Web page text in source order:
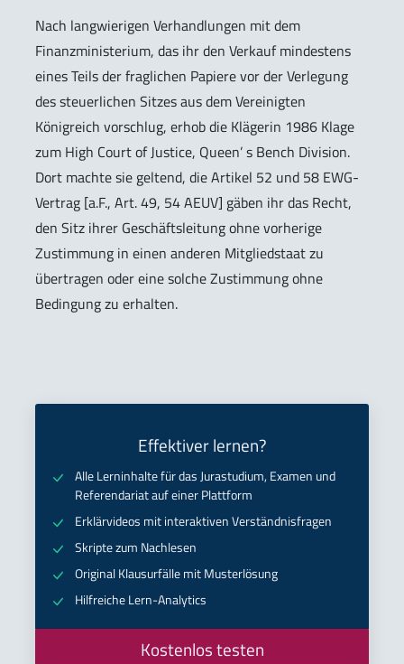
Nach langwierigen Verhandlungen mit dem
Finanzministerium, das ihr den Verkauf mindestens
eines Teils der fraglichen Papiere vor der Verlegung
des steuerlichen Sitzes aus dem Vereinigten
Königreich vorschlug, erhob die Klägerin 1986 Klage
zum High Court of Justice, Queen’ s Bench Division.
Dort machte sie geltend, die Artikel 52 und 58 EWG-
Vertrag [a.F., Art. 49, 54 AEUV] gäben ihr das Recht,
den Sitz ihrer Geschäftsleitung ohne vorherige
Zustimmung in einen anderen Mitgliedstaat zu
übertragen oder eine solche Zustimmung ohne
Bedingung zu erhalten.
Effektiver lernen?
Alle Lerninhalte für das Jurastudium, Examen und
Referendariat auf einer Plattform
Erklärvideos mit interaktiven Verständnisfragen
Skripte zum Nachlesen
Original Klausurfälle mit Musterlösung
Hilfreiche Lern-Analytics
Kostenlos testen